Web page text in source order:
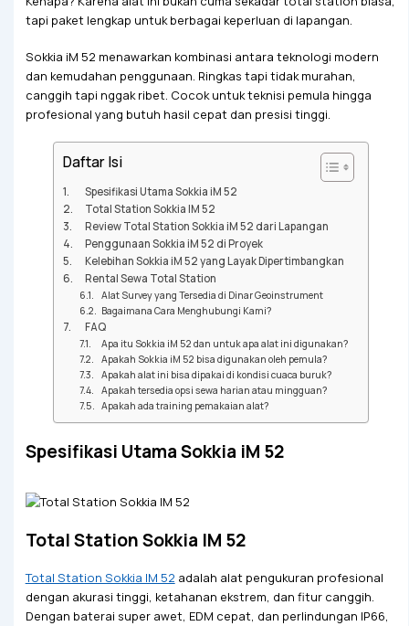
tapi paket lengkap untuk berbagai keperluan di lapangan.
Sokkia iM 52 menawarkan kombinasi antara teknologi modern
dan kemudahan penggunaan. Ringkas tapi tidak murahan,
canggih tapi nggak ribet. Cocok untuk teknisi pemula hingga
profesional yang butuh hasil cepat dan presisi tinggi.
Daftar Isi
Spesifikasi Utama Sokkia iM 52
Total Station Sokkia IM 52
Review Total Station Sokkia iM 52 dari Lapangan
Penggunaan Sokkia iM 52 di Proyek
Kelebihan Sokkia iM 52 yang Layak Dipertimbangkan
Rental Sewa Total Station
Alat Survey yang Tersedia di Dinar Geoinstrument
Bagaimana Cara Menghubungi Kami?
FAQ
Apa itu Sokkia iM 52 dan untuk apa alat ini digunakan?
Apakah Sokkia iM 52 bisa digunakan oleh pemula?
Apakah alat ini bisa dipakai di kondisi cuaca buruk?
Apakah tersedia opsi sewa harian atau mingguan?
Apakah ada training pemakaian alat?
Spesifikasi Utama Sokkia iM 52
Total Station Sokkia IM 52
Total Station Sokkia IM 52 adalah alat pengukuran profesional
dengan akurasi tinggi, ketahanan ekstrem, dan fitur canggih.
Dengan baterai super awet, EDM cepat, dan perlindungan IP66,